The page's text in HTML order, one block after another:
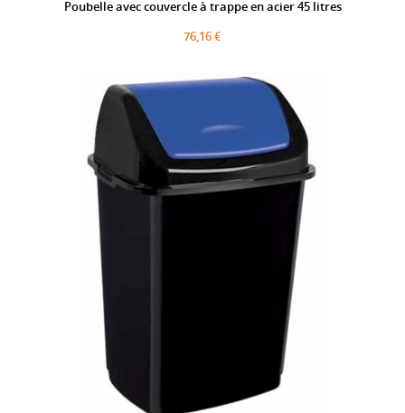
Poubelle avec couvercle à trappe en acier 45 litres
76,16 €